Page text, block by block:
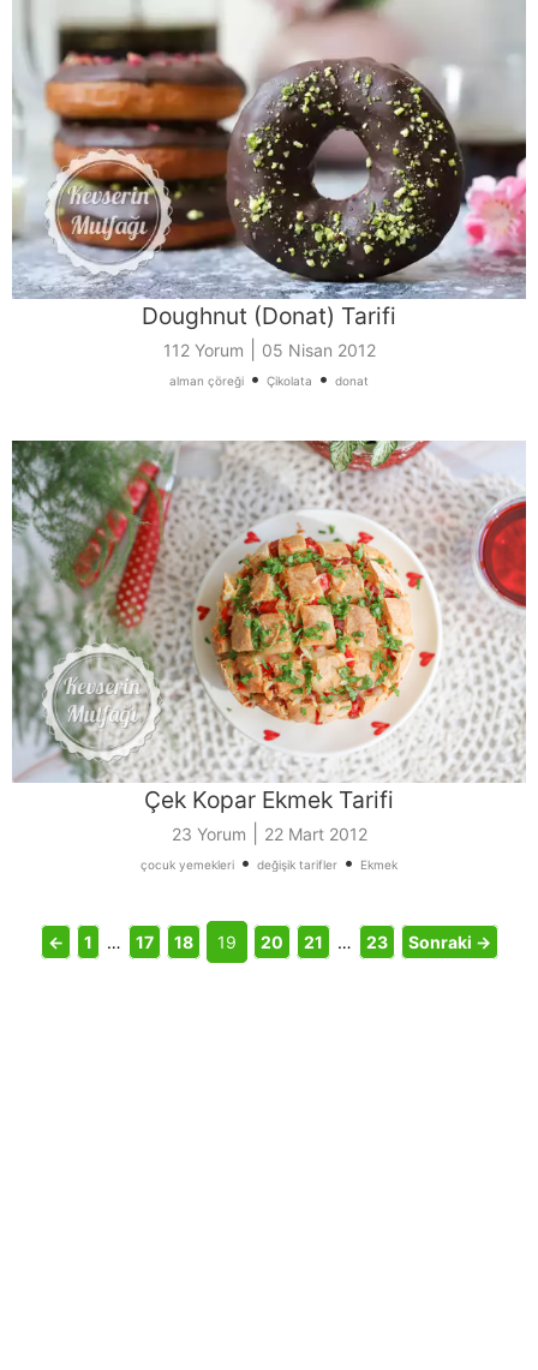
Doughnut (Donat) Tarifi
112 Yorum 05 Nisan 2012
alman çöreği • Çikolata • donat
Çek Kopar Ekmek Tarifi
23 Yorum 22 Mart 2012
çocuk yemekleri • değişik tarifler • Ekmek
← 1 … 17 18 19 20 21 … 23 Sonraki →